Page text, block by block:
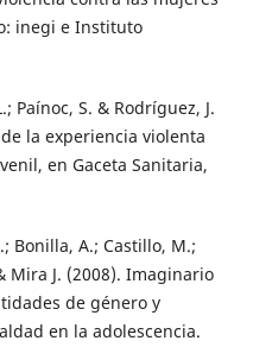
inegi e Instituto
Paínoc, S. & Rodríguez, J.
la experiencia violenta
en Gaceta Sanitaria,
Bonilla, A.; Castillo, M.;
Mira J. (2008). Imaginario
de género y
en la adolescencia.